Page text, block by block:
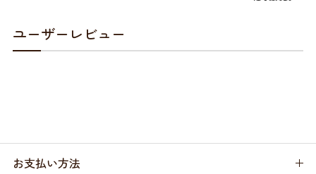
ユーザーレビュー
お支払い方法